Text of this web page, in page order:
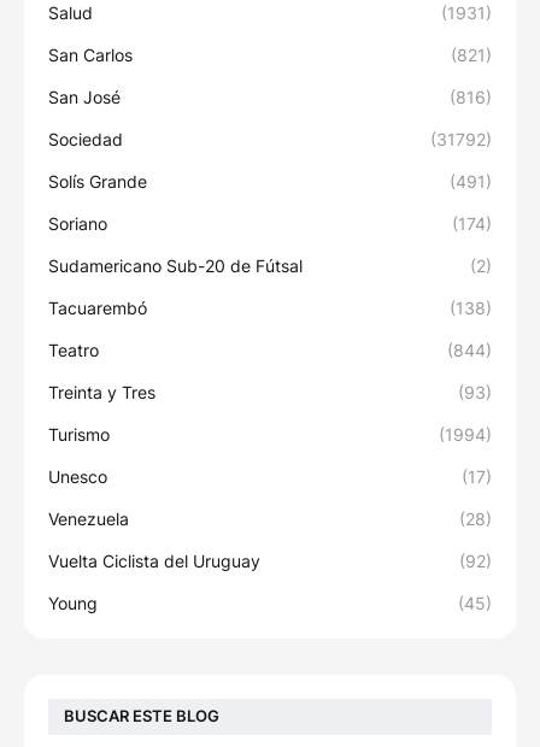
Salud (1931)
San Carlos (821)
San José (816)
Sociedad (31792)
Solís Grande (491)
Soriano (174)
Sudamericano Sub-20 de Fútsal (2)
Tacuarembó (138)
Teatro (844)
Treinta y Tres (93)
Turismo (1994)
Unesco (17)
Venezuela (28)
Vuelta Ciclista del Uruguay (92)
Young (45)
BUSCAR ESTE BLOG